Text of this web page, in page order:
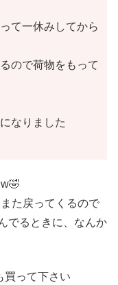
て一休みしてから
ので荷物をもって
なりました
た戻ってくるので
でるときに、なんか
買って下さい